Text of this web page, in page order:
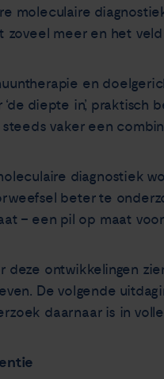
moleculaire
zoveel meer en het
en
‘de diepte in’,
steeds vaker een
diagnostiek
beter te
– een pil op maat
deze ontwikkelingen
De volgende
daarnaar is in